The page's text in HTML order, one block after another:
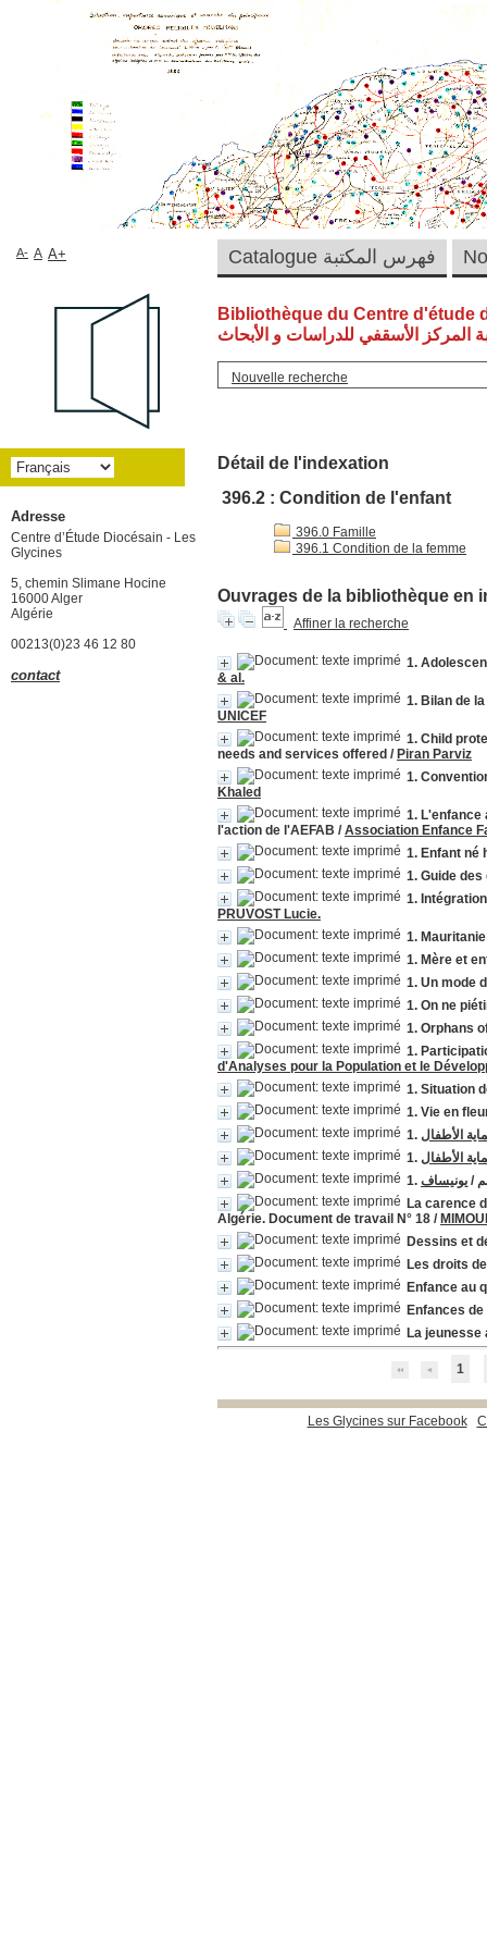
Bibliothèque du Centre d'étude
المركز الأسقفي للدراسات و الأبحاث
Nouvelle recherche
Détail de l'indexation
396.2 : Condition de l'enfant
396.0 Famille
396.1 Condition de la femme
Ouvrages de la bibliothèque en
Affiner la recherche
1.
& al.
1. Bilan de
UNICEF
1. Child
needs and services offered / Piran Parviz
1.
Khaled
1. L'enfance
l'action de l'AEFAB /Association Enfance
1. Enfant né
1. Guide
1.
PRUVOST Lucie.
1.
1. Mère et
1. Un mode
1. On ne
1. Orphans
1.
d'Analyses pour la Population et le
1. Situation
1. Vie en
الأطفال
الأطفال
/ يونيساف
La carence
Algérie. Document de travail N° 18 /
Dessins et
Les droits
Enfance au
Enfances de
La jeunesse
1
Les Glycines sur Facebook
Catalogue فهرس المكتبة A- A A+
Adresse
Centre d’Étude Diocésain - Les
Glycines
5, chemin Slimane Hocine
16000 Alger
Algérie
00213(0)23 46 12 80
contact